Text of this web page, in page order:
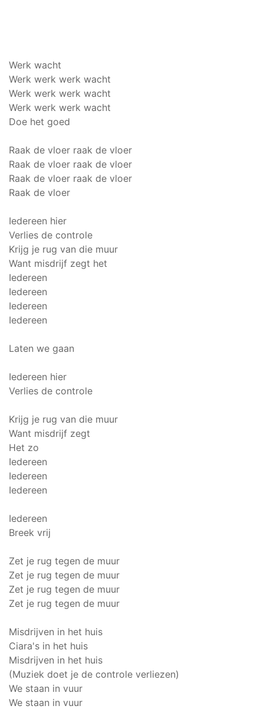
Werk wacht
Werk werk werk wacht
Werk werk werk wacht
Werk werk werk wacht
Doe het goed
Raak de vloer raak de vloer
Raak de vloer raak de vloer
Raak de vloer raak de vloer
Raak de vloer
Iedereen hier
Verlies de controle
Krijg je rug van die muur
Want misdrijf zegt het
Iedereen
Iedereen
Iedereen
Iedereen
Laten we gaan
Iedereen hier
Verlies de controle
Krijg je rug van die muur
Want misdrijf zegt
Het zo
Iedereen
Iedereen
Iedereen
Iedereen
Breek vrij
Zet je rug tegen de muur
Zet je rug tegen de muur
Zet je rug tegen de muur
Zet je rug tegen de muur
Misdrijven in het huis
Ciara's in het huis
Misdrijven in het huis
(Muziek doet je de controle verliezen)
We staan in vuur
We staan in vuur